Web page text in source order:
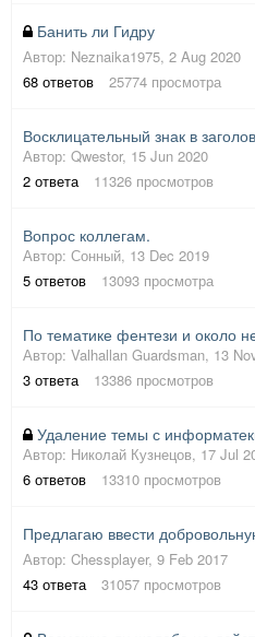
Банить ли Гидру
Автор: Neznaika1975, 2 Aug 2020
68 ответов 25774 просмотра
Восклицательный знак в
Автор: Qwestor, 15 Jun 2020
2 ответа 11326 просмотров
Вопрос коллегам.
Автор: Сонный, 13 Dec 2019
5 ответов 13093 просмотра
По тематике фентези и около
Автор: Valhallan Guardsman, 13
3 ответа 13386 просмотров
Удаление темы с
Автор: Николай Кузнецов, 17 Jul
6 ответов 13310 просмотров
Предлагаю ввести
Автор: Chessplayer, 9 Feb 2017
43 ответа 31057 просмотров